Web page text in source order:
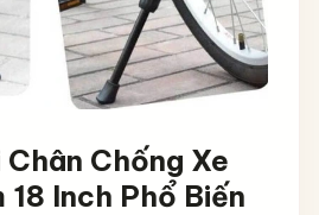
Chống Xe
Inch Phổ Biến